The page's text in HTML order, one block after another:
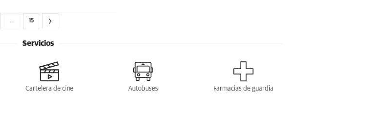
… 15
Servicios
Cartelera de cine Autobuses Farmacias de guardia